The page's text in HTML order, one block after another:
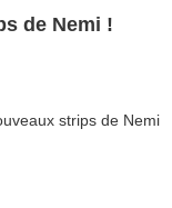
de Nemi !